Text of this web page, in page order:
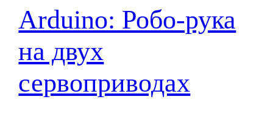
Arduino: Робо-рука
на двух
сервоприводах